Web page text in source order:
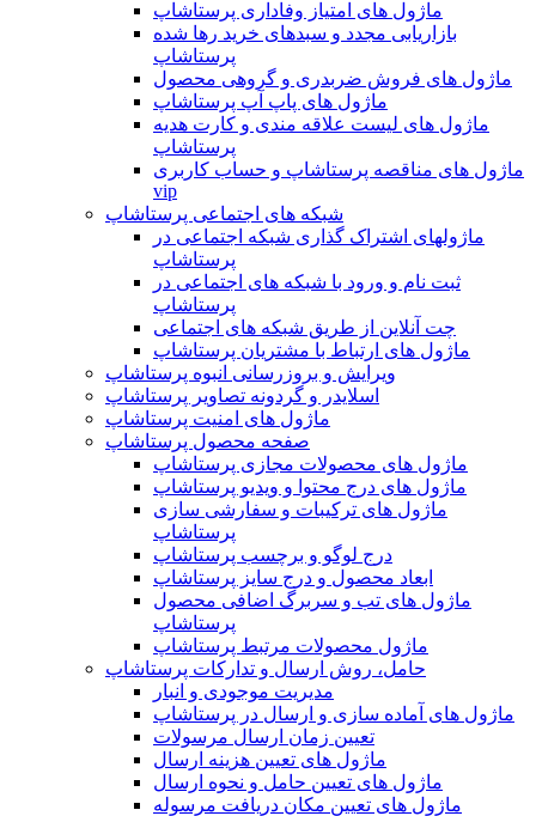
ماژول های امتیاز وفاداری پرستاشاپ
بازاریابی مجدد و سبدهای خرید رها شده
پرستاشاپ
ماژول های فروش ضربدری و گروهی محصول
ماژول های پاپ آپ پرستاشاپ
ماژول های لیست علاقه مندی و کارت هدیه
پرستاشاپ
ماژول های مناقصه پرستاشاپ و حساب کاربری
vip
شبکه های اجتماعی پرستاشاپ
ماژولهای اشتراک‌ گذاری شبکه اجتماعی در
پرستاشاپ
ثبت نام و ورود با شبکه های اجتماعی در
پرستاشاپ
چت آنلاین از طریق شبکه های اجتماعی
ماژول های ارتباط با مشتریان پرستاشاپ
ویرایش و بروزرسانی انبوه پرستاشاپ
اسلایدر و گردونه تصاویر پرستاشاپ
ماژول های امنیت پرستاشاپ
صفحه محصول پرستاشاپ
ماژول های محصولات مجازی پرستاشاپ
ماژول های درج محتوا و ویدیو پرستاشاپ
ماژول های ترکیبات و سفارشی سازی
پرستاشاپ
درج لوگو و برچسب پرستاشاپ
ابعاد محصول و درج سایز پرستاشاپ
ماژول های تب و سربرگ اضافی محصول
پرستاشاپ
ماژول محصولات مرتبط پرستاشاپ
حامل، روش ارسال و تدارکات پرستاشاپ
مدیریت موجودی و انبار
ماژول های آماده سازی و ارسال در پرستاشاپ
تعیین زمان ارسال مرسولات
ماژول های تعیین هزینه ارسال
ماژول های تعیین حامل و نحوه ارسال
ماژول های تعیین مکان دریافت مرسوله